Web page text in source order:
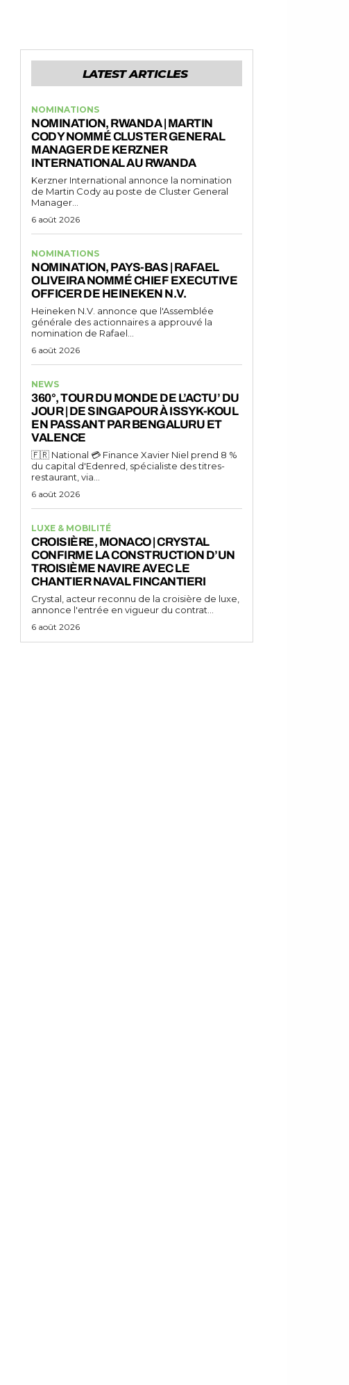
LATEST ARTICLES
NOMINATIONS
NOMINATION, RWANDA | MARTIN
CODY NOMMÉ CLUSTER GENERAL
MANAGER DE KERZNER
INTERNATIONAL AU RWANDA
Kerzner International annonce la nomination
de Martin Cody au poste de Cluster General
Manager...
6 août 2026
NOMINATIONS
NOMINATION, PAYS-BAS | RAFAEL
OLIVEIRA NOMMÉ CHIEF EXECUTIVE
OFFICER DE HEINEKEN N.V.
Heineken N.V. annonce que l'Assemblée
générale des actionnaires a approuvé la
nomination de Rafael...
6 août 2026
NEWS
360°, TOUR DU MONDE DE L’ACTU’ DU
JOUR | DE SINGAPOUR À ISSYK-KOUL
EN PASSANT PAR BENGALURU ET
VALENCE
🇫🇷 National 💳 Finance Xavier Niel prend 8 %
du capital d'Edenred, spécialiste des titres-
restaurant, via...
6 août 2026
LUXE & MOBILITÉ
CROISIÈRE, MONACO | CRYSTAL
CONFIRME LA CONSTRUCTION D’UN
TROISIÈME NAVIRE AVEC LE
CHANTIER NAVAL FINCANTIERI
Crystal, acteur reconnu de la croisière de luxe,
annonce l'entrée en vigueur du contrat...
6 août 2026